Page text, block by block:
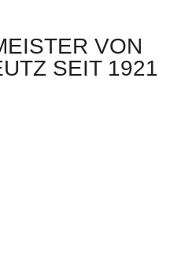
VON
SEIT 1921